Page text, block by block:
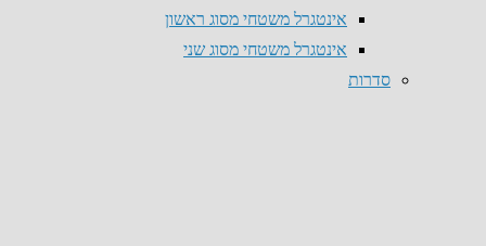
אינטגרל משטחי מסוג ראשון
אינטגרל משטחי מסוג שני
סדרות